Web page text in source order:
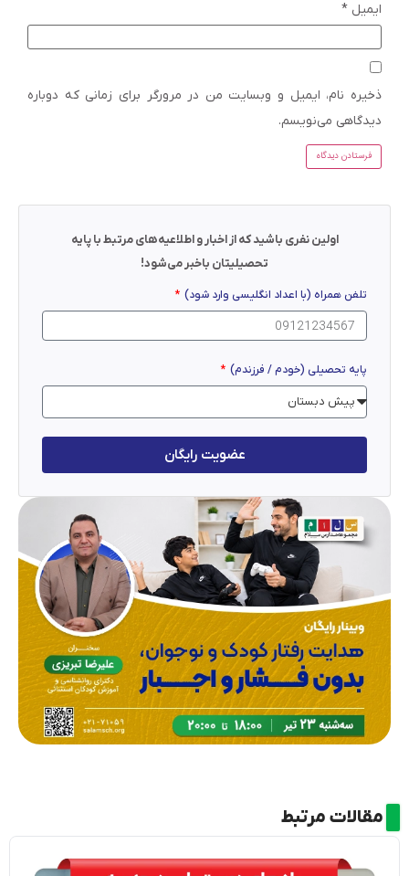
ایمیل *
ذخیره نام، ایمیل و وبسایت من در مرورگر برای زمانی که دوباره
دیدگاهی می‌نویسم.
اولین نفری باشید که از اخبار و اطلاعیه‌های مرتبط با پایه
تحصیلیتان باخبر می‌شود!
تلفن همراه (با اعداد انگلیسی وارد شود)
پایه تحصیلی (خودم / فرزندم)
عضویت رایگان
مقالات مرتبط